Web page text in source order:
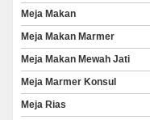
Meja Makan
Meja Makan Marmer
Meja Makan Mewah Jati
Meja Marmer Konsul
Meja Rias